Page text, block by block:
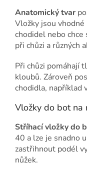
Anatomický tvar
Vložky jsou
chodidel nebo
při chůzi a různých
Při chůzi pomáhají
kloubů. Zároveň
chodidla, například
Vložky do bot na
Stříhací vložky do
40 a lze je snadno
zastřihnout podél
nůžek.